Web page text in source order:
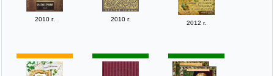
2010 г. 2010 г.
2012 г.